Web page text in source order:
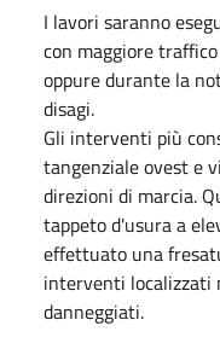
I lavori saranno
con maggiore
oppure durante la
disagi.
Gli interventi più
tangenziale ovest e
direzioni di marcia.
tappeto d'usura a
effettuato una
interventi
danneggiati.